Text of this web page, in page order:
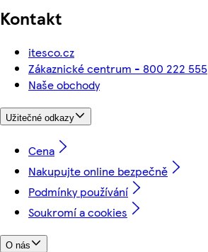
Kontakt
itesco.cz
Zákaznické centrum - 800 222 555
Naše obchody
Užitečné odkazy
Cena
Nakupujte online bezpečně
Podmínky používání
Soukromí a cookies
O nás